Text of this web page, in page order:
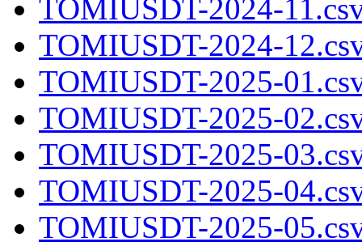
TOMIUSDT-2024-
TOMIUSDT-2024-
TOMIUSDT-2025-
TOMIUSDT-2025-
TOMIUSDT-2025-
TOMIUSDT-2025-
TOMIUSDT-2025-